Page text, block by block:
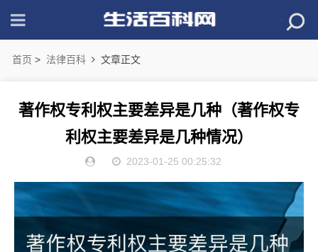
首页 > 法律百科 文章正文
著作权专利权主要差异是几种（著作权专
利权主要差异是几种情况）
2023-01-25 00:25:32